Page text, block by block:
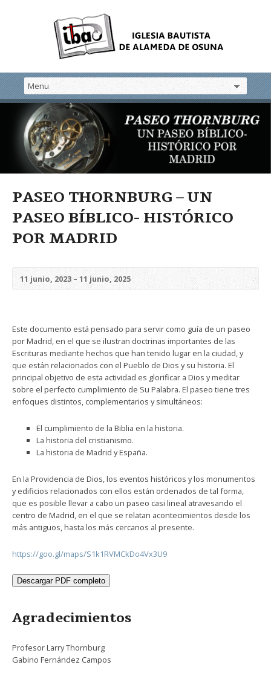
PASEO THORNBURG – UN
PASEO BÍBLICO- HISTÓRICO
POR MADRID
11 junio, 2023 – 11 junio, 2025
Este documento está pensado para servir como guía de un paseo
por Madrid, en el que se ilustran doctrinas importantes de las
Escrituras mediante hechos que han tenido lugar en la ciudad, y
que están relacionados con el Pueblo de Dios y su historia. El
principal objetivo de esta actividad es glorificar a Dios y meditar
sobre el perfecto cumplimiento de Su Palabra. El paseo tiene tres
enfoques distintos, complementarios y simultáneos:
El cumplimiento de la Biblia en la historia.
La historia del cristianismo.
La historia de Madrid y España.
En la Providencia de Dios, los eventos históricos y los monumentos
y edificios relacionados con ellos están ordenados de tal forma,
que es posible llevar a cabo un paseo casi lineal atravesando el
centro de Madrid, en el que se relatan acontecimientos desde los
más antiguos, hasta los más cercanos al presente.
https://goo.gl/maps/S1k1RVMCkDo4Vx3U9
Descargar PDF completo
Agradecimientos
Profesor Larry Thornburg
Gabino Fernández Campos